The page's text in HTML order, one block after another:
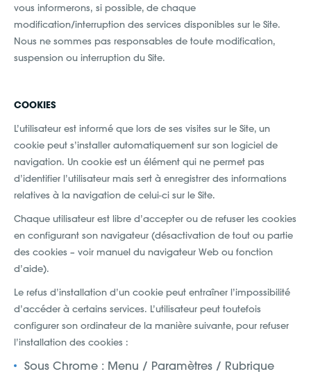
vous informerons, si possible, de chaque
modification/interruption des services disponibles sur le Site.
Nous ne sommes pas responsables de toute modification,
suspension ou interruption du Site.
COOKIES
L’utilisateur est informé que lors de ses visites sur le Site, un
cookie peut s’installer automatiquement sur son logiciel de
navigation. Un cookie est un élément qui ne permet pas
d’identifier l’utilisateur mais sert à enregistrer des informations
relatives à la navigation de celui-ci sur le Site.
Chaque utilisateur est libre d’accepter ou de refuser les cookies
en configurant son navigateur (désactivation de tout ou partie
des cookies – voir manuel du navigateur Web ou fonction
d’aide).
Le refus d’installation d’un cookie peut entraîner l’impossibilité
d’accéder à certains services. L’utilisateur peut toutefois
configurer son ordinateur de la manière suivante, pour refuser
l’installation des cookies :
Sous Chrome : Menu / Paramètres / Rubrique